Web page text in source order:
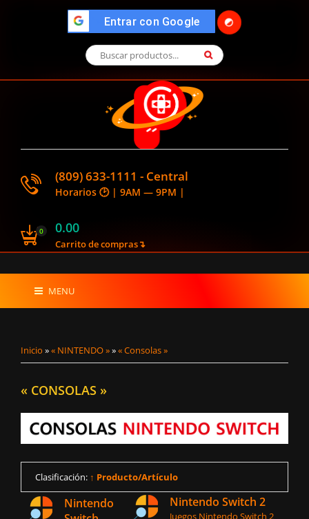
Entrar con Google 🌓
(809) 633-1111 - Central
Horarios 🕑 | 9AM — 9PM |
0 0.00
Carrito de compras↴
MENU
Inicio »« NINTENDO »»« Consolas »
« CONSOLAS »
Clasificación: ↑ Producto/Artículo
Nintendo
Nintendo Switch 2
Juegos Nintendo Switch 2